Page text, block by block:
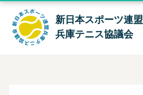
新日本スポーツ連盟
兵庫テニス協議会